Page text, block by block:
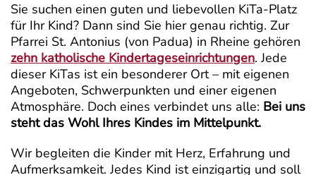
Sie suchen einen guten und liebevollen KiTa-Platz
für Ihr Kind? Dann sind Sie hier genau richtig. Zur
Pfarrei St. Antonius (von Padua) in Rheine gehören
zehn katholische Kindertageseinrichtungen. Jede
dieser KiTas ist ein besonderer Ort – mit eigenen
Angeboten, Schwerpunkten und einer eigenen
Atmosphäre. Doch eines verbindet uns alle: Bei uns
steht das Wohl Ihres Kindes im Mittelpunkt.
Wir begleiten die Kinder mit Herz, Erfahrung und
Aufmerksamkeit. Jedes Kind ist einzigartig und soll